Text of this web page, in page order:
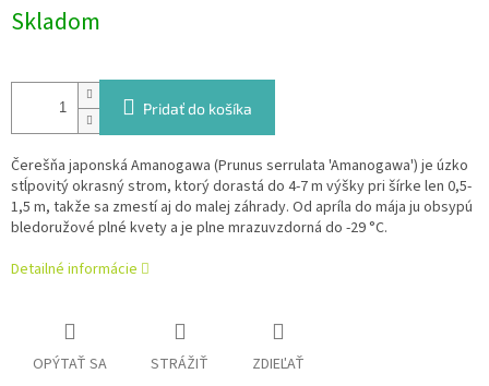
Skladom
Pridať do košíka
Čerešňa japonská Amanogawa (Prunus serrulata 'Amanogawa') je úzko
stĺpovitý okrasný strom, ktorý dorastá do 4-7 m výšky pri šírke len 0,5-
1,5 m, takže sa zmestí aj do malej záhrady. Od apríla do mája ju obsypú
bledoružové plné kvety a je plne mrazuvzdorná do -29 °C.
Detailné informácie
OPÝTAŤ SA STRÁŽIŤ ZDIEĽAŤ